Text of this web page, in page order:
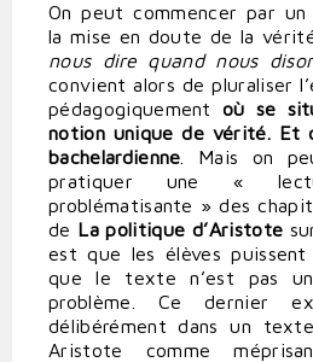
On peut commencer par
la mise en doute de la
nous dire quand nous
convient alors de pluraliser
pédagogiquement où se
notion unique de vérité. Et
bachelardienne . Mais on
pratiquer une «
problématisante » des
de La politique d’Aristote
est que les élèves puissent
que le texte n’est pas
problème. Ce dernier
délibérément dans un
Aristote comme